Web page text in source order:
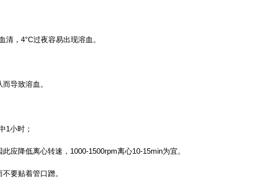
，4°C过夜容易出现溶血。
导致溶血。
1小时；
应降低离心转速，1000-1500rpm离心10-15min为宜。
要贴着管口蹭。